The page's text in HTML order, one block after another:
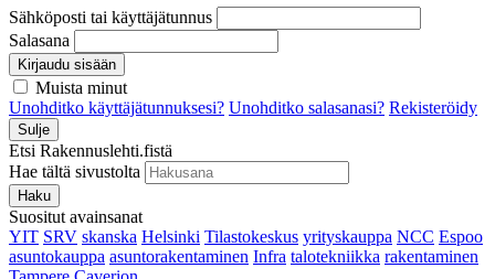
Sähköposti tai käyttäjätunnus
Salasana
Kirjaudu sisään
Muista minut
Unohditko käyttäjätunnuksesi? Unohditko salasanasi? Rekisteröidy
Sulje
Etsi Rakennuslehti.fistä
Hae tältä sivustolta
Haku
Suositut avainsanat
YIT SRV skanska Helsinki Tilastokeskus yrityskauppa NCC Espoo
asuntokauppa asuntorakentaminen Infra talotekniikka rakentaminen